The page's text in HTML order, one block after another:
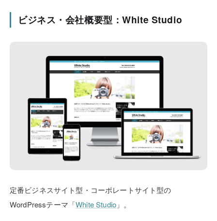
ビジネス・会社概要型：White Studio
定番ビジネスサイト型・コーポレートサイト型の
WordPressテーマ「White Studio 」。